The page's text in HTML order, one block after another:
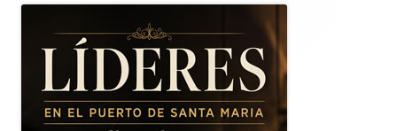
principal